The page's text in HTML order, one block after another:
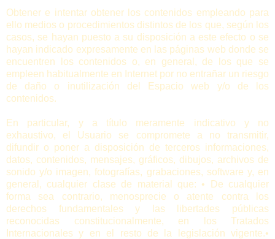
Obtener e intentar obtener los contenidos empleando para
ello medios o procedimientos distintos de los que, según los
casos, se hayan puesto a su disposición a este efecto o se
hayan indicado expresamente en las páginas web donde se
encuentren los contenidos o, en general, de los que se
empleen habitualmente en Internet por no entrañar un riesgo
de daño o inutilización del Espacio web y/o de los
contenidos.
En particular, y a título meramente indicativo y no
exhaustivo, el Usuario se compromete a no transmitir,
difundir o poner a disposición de terceros informaciones,
datos, contenidos, mensajes, gráficos, dibujos, archivos de
sonido y/o imagen, fotografías, grabaciones, software y, en
general, cualquier clase de material que: • De cualquier
forma sea contrario, menosprecie o atente contra los
derechos fundamentales y las libertades públicas
reconocidas constitucionalmente, en los Tratados
Internacionales y en el resto de la legislación vigente.•